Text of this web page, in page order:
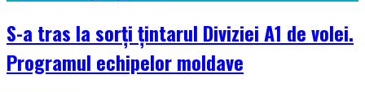
S-a tras la sorți țintarul Diviziei A1 de volei.
Programul echipelor moldave